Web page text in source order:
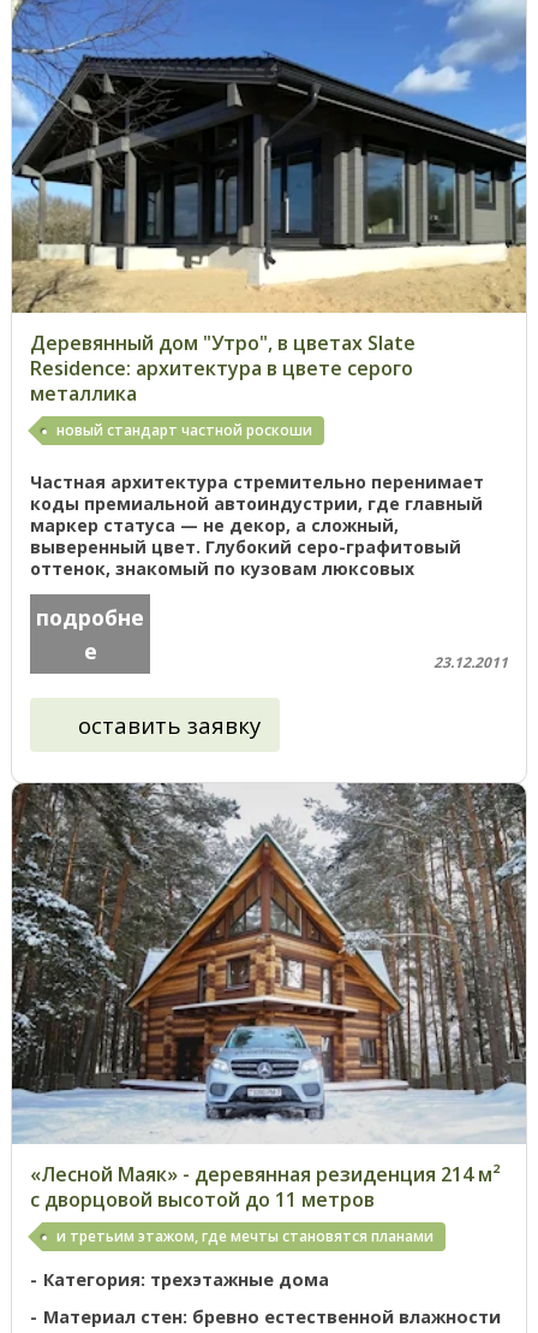
Деревянный дом "Утро", в цветах Slate
Residence: архитектура в цвете серого
металлика
новый стандарт частной роскоши
Частная архитектура стремительно перенимает
коды премиальной автоиндустрии, где главный
маркер статуса — не декор, а сложный,
выверенный цвет. Глубокий серо-графитовый
оттенок, знакомый по кузовам люксовых
автомобилей, становится новым языком домов. ...
подробне
е
23.12.2011
оставить заявку
«Лесной Маяк» - деревянная резиденция 214 м²
с дворцовой высотой до 11 метров
и третьим этажом, где мечты становятся планами
Категория: трехэтажные дома
Материал стен: бревно естественной влажности